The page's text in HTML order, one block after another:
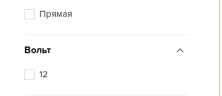
Прямая
Вольт
12